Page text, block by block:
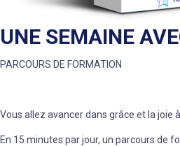
UNE SEMAINE
PARCOURS DE FORMATION
Vous allez avancer dans grâce et la joie
En 15 minutes par jour, un parcours de